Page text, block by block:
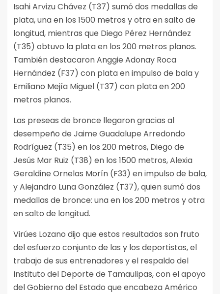
Isahi Arvizu Chávez (T37) sumó dos medallas de
plata, una en los 1500 metros y otra en salto de
longitud, mientras que Diego Pérez Hernández
(T35) obtuvo la plata en los 200 metros planos.
También destacaron Anggie Adonay Roca
Hernández (F37) con plata en impulso de bala y
Emiliano Mejía Miguel (T37) con plata en 200
metros planos.
Las preseas de bronce llegaron gracias al
desempeño de Jaime Guadalupe Arredondo
Rodríguez (T35) en los 200 metros, Diego de
Jesús Mar Ruiz (T38) en los 1500 metros, Alexia
Geraldine Ornelas Morín (F33) en impulso de bala,
y Alejandro Luna González (T37), quien sumó dos
medallas de bronce: una en los 200 metros y otra
en salto de longitud.
Virúes Lozano dijo que estos resultados son fruto
del esfuerzo conjunto de las y los deportistas, el
trabajo de sus entrenadores y el respaldo del
Instituto del Deporte de Tamaulipas, con el apoyo
del Gobierno del Estado que encabeza Américo